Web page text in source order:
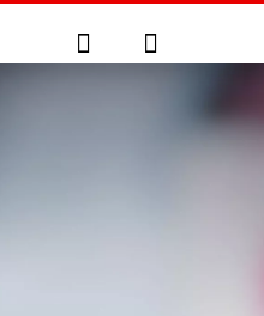
Suche Anmelden